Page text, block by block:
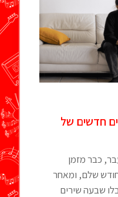
חדשים של
כבר מזמן
שלם, ומאחר
שבעה שירים